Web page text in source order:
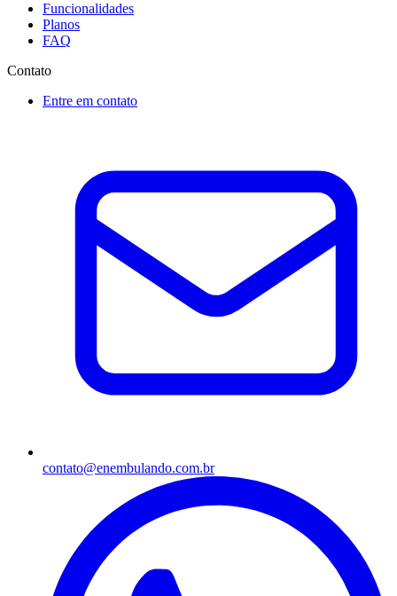
Funcionalidades
Planos
FAQ
Contato
Entre em contato
contato@enembulando.com.br